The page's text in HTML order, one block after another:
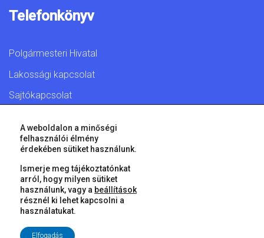
Telefonkönyv
Polgármesteri Hivatal
Lakossági kapcsolat
Sajtókapcsolat
© 2026 Győr Megyei Jogú Város • Minden jog fenntartva!
A weboldalon a minőségi
felhasználói élmény
érdekében sütiket használunk.
Ismerje meg tájékoztatónkat
arról, hogy milyen sütiket
használunk, vagy a beállítások
résznél ki lehet kapcsolni a
használatukat.
Elfogadás